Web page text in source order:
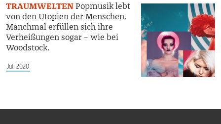
TRAUMWELTENPopmusik lebt
von den Utopien der Menschen.
Manchmal erfüllen sich ihre
Verheißungen sogar – wie bei
Woodstock.
Juli 2020